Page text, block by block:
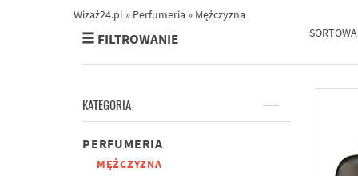
Wizaż24.pl » Perfumeria » Mężczyzna
FILTROWANIE
KATEGORIA
PERFUMERIA
MĘŻCZYZNA